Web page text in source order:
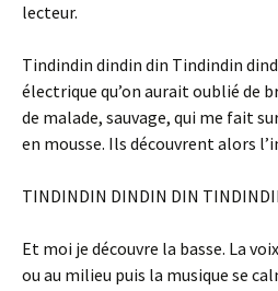
lecteur.
Tindindin dindin din Tindindin
électrique qu’on aurait oublié de
de malade, sauvage, qui me fait
en mousse. Ils découvrent alors
TINDINDIN DINDIN DIN
Et moi je découvre la basse. La
ou au milieu puis la musique se